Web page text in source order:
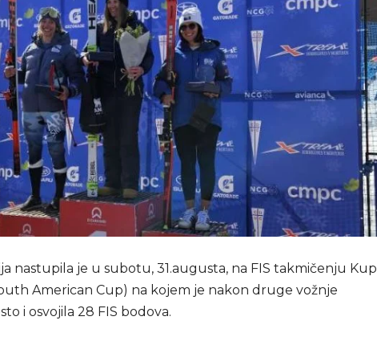
nastupila je u subotu, 31.augusta, na FIS takmičenju Kup
American Cup) na kojem je nakon druge vožnje
i osvojila 28 FIS bodova.